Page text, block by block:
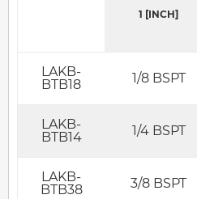
1 [INCH]
LAKB-
BTB18
1/8 BSPT
LAKB-
BTB14
1/4 BSPT
LAKB-
BTB38
3/8 BSPT